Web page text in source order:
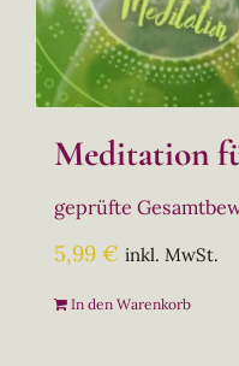
Meditation
geprüfte
5,99 € inkl. MwSt.
In den Warenkorb